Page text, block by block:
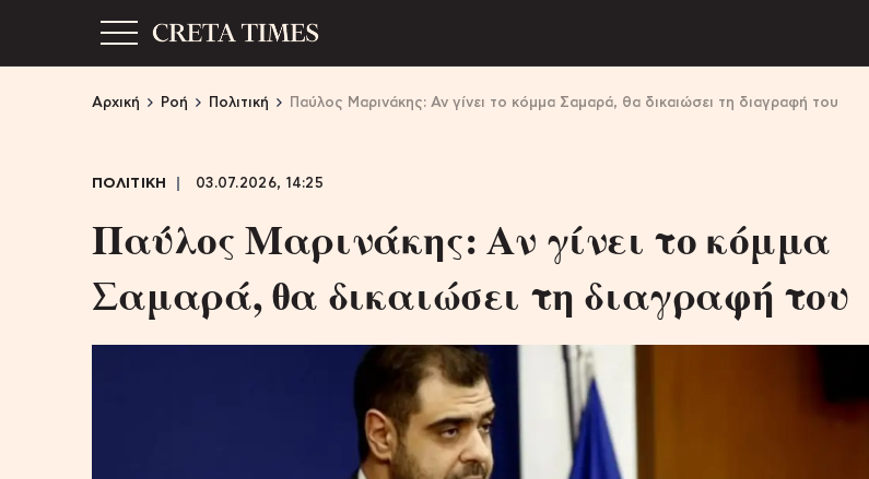
Αρχική Ροή Πολιτική Παύλος Μαρινάκης: Αν γίνει το κόμμα Σαμαρά, θα δικαιώσει τη διαγραφή του
ΠΟΛΙΤΙΚΗ 03.07.2026, 14:25
Παύλος Μαρινάκης: Αν γίνει το κόμμα
Σαμαρά, θα δικαιώσει τη διαγραφή του